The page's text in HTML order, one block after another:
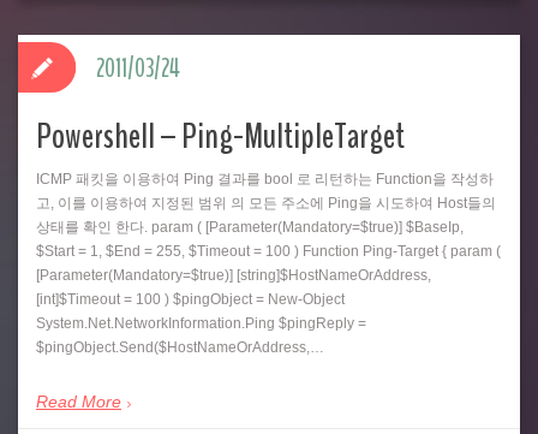
Powershell – Ping-MultipleTarget
ICMP 패킷을 이용하여 Ping 결과를 bool 로 리턴하는 Function을 작성하
고, 이를 이용하여 지정된 범위 의 모든 주소에 Ping을 시도하여 Host들의
상태를 확인 한다. param ( [Parameter(Mandatory=$true)] $BaseIp,
$Start = 1, $End = 255, $Timeout = 100 ) Function Ping-Target { param (
[Parameter(Mandatory=$true)] [string]$HostNameOrAddress,
[int]$Timeout = 100 ) $pingObject = New-Object
System.Net.NetworkInformation.Ping $pingReply =
$pingObject.Send($HostNameOrAddress,…
Read More
2011/03/24